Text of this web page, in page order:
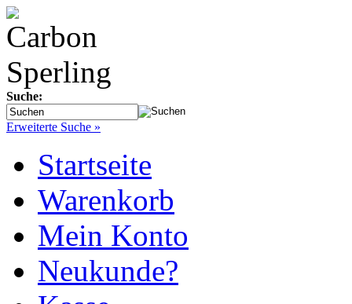
Suche:
Erweiterte Suche »
Startseite
Warenkorb
Mein Konto
Neukunde?